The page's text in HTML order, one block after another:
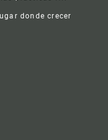
donde crecer